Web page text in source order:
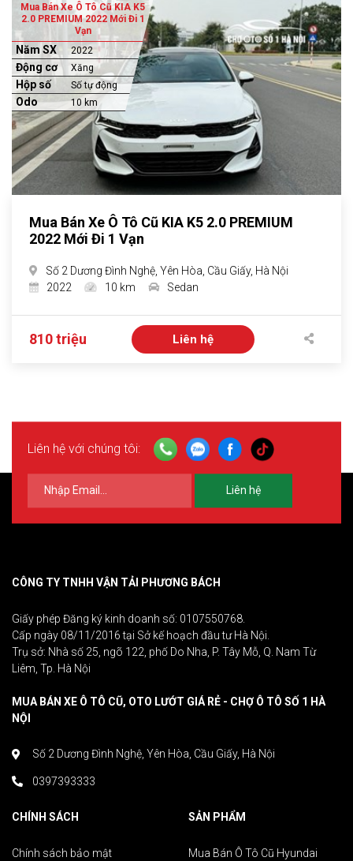
Mua Bán Xe Ô Tô Cũ KIA K5
2.0 PREMIUM 2022 Mới Đi 1
Vạn
Năm SX 2022
Động cơ Xăng
Hộp số Số tự động
Odo 10 km
Mua Bán Xe Ô Tô Cũ KIA K5 2.0 PREMIUM
2022 Mới Đi 1 Vạn
Số 2 Dương Đình Nghệ, Yên Hòa, Cầu Giấy, Hà Nội
2022
10 km Sedan
810 triệu Liên hệ
Liên hệ với chúng tôi:
Liên hệ
CÔNG TY TNHH VẬN TẢI PHƯƠNG BÁCH
Giấy phép Đăng ký kinh doanh số: 0107550768.
Cấp ngày 08/11/2016 tại Sở kế hoạch đầu tư Hà Nội.
Trụ sở: Nhà số 25, ngõ 122, phố Do Nha, P. Tây Mỗ, Q. Nam Từ
Liêm, Tp. Hà Nội
MUA BÁN XE Ô TÔ CŨ, OTO LƯỚT GIÁ RẺ - CHỢ Ô TÔ SỐ 1 HÀ
NỘI
Số 2 Dương Đình Nghệ, Yên Hòa, Cầu Giấy, Hà Nội
0397393333
CHÍNH SÁCH
Chính sách bảo mật
SẢN PHẨM
Mua Bán Ô Tô Cũ Hyundai